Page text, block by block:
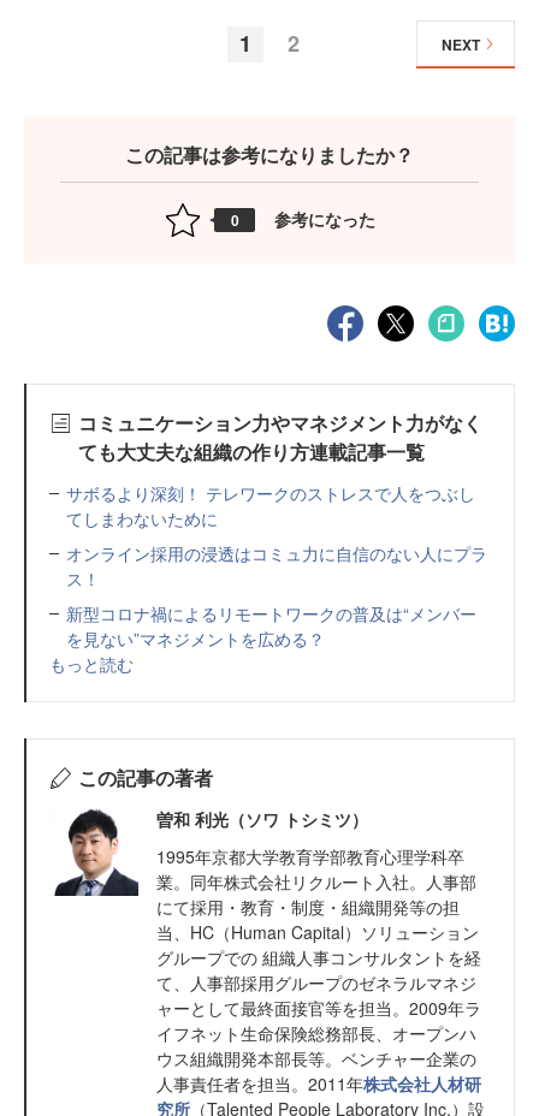
1 2 NEXT
この記事は参考になりましたか？
0 参考になった
コミュニケーション力やマネジメント力がなく
ても大丈夫な組織の作り方連載記事一覧
サボるより深刻！ テレワークのストレスで人をつぶし
てしまわないために
オンライン採用の浸透はコミュ力に自信のない人にプラ
ス！
新型コロナ禍によるリモートワークの普及は“メンバー
を見ない”マネジメントを広める？
もっと読む
この記事の著者
曽和 利光（ソワ トシミツ）
1995年京都大学教育学部教育心理学科卒
業。同年株式会社リクルート入社。人事部
にて採用・教育・制度・組織開発等の担
当、HC（Human Capital）ソリューション
グループでの 組織人事コンサルタントを経
て、人事部採用グループのゼネラルマネジ
ャーとして最終面接官等を担当。2009年ラ
イフネット生命保険総務部長、オープンハ
ウス組織開発本部長等。ベンチャー企業の
人事責任者を担当。2011年株式会社人材研
究所 （Talented People Laboratory Inc.）設